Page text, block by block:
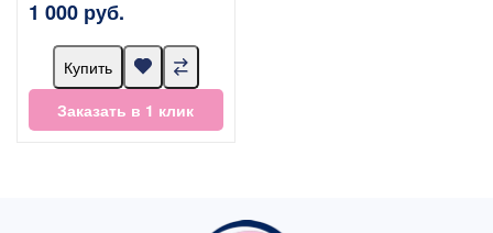
1 000 руб.
Купить
Заказать в 1 клик